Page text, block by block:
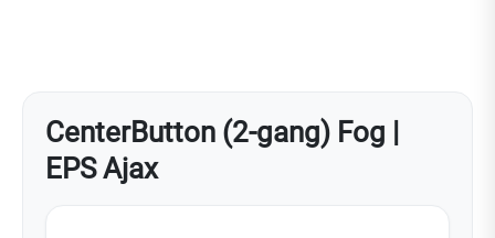
CenterButton (2-gang) Fog |
EPS Ajax